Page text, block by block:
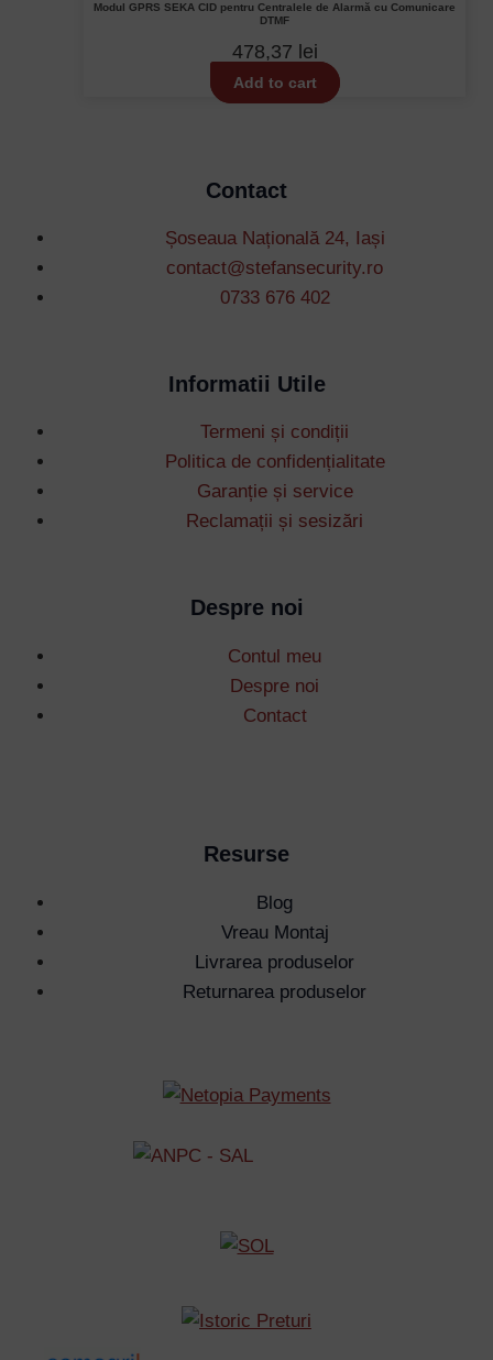
Modul GPRS SEKA CID pentru Centralele de Alarmă cu Comunicare
DTMF
478,37 lei
Add to cart
Contact
Șoseaua Națională 24, Iași
contact@stefansecurity.ro
0733 676 402
Informatii Utile
Termeni și condiții
Politica de confidențialitate
Garanție și service
Reclamații și sesizări
Despre noi
Contul meu
Despre noi
Contact
Resurse
Blog
Vreau Montaj
Livrarea produselor
Returnarea produselor